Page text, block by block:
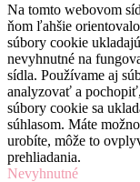
Na tomto webovom
ňom ľahšie
súbory cookie
nevyhnutné na
sídla. Používame aj
analyzovať a
súbory cookie sa
súhlasom. Máte
urobíte, môže to
prehliadania.
Nevyhnutné